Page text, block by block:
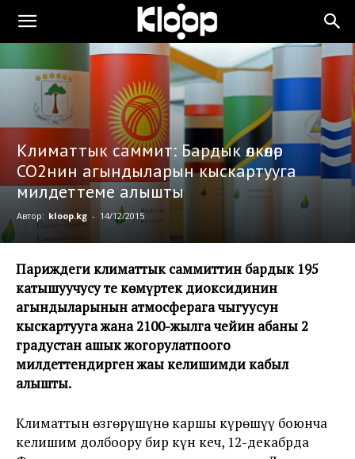
Климаттык саммит: Бардык өлкөлөр
СО2нин агындыларын кыскартууга
милдеттеме алышты
Автор: kloop.kg - 14/12/2015
Париждеги климаттык саммиттин бардык 195
катышуучусу тең көмүртек диоксидинин
агындыларынын атмосферага чыгуусун
кыскартууга жана 2100-жылга чейин абаны 2
градустан ашык жогорулатпоого
милдеттендирген жаңы келишимди кабыл
алышты.
Климаттын өзгөрүшүнө каршы күрөшүү боюнча
келишим долбоору бир күн кеч, 12-декабрда